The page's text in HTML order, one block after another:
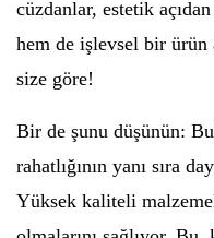
cüzdanlar, estetik
hem de işlevsel bir ürün
size göre!
Bir de şunu düşünün:
rahatlığının yanı sıra
Yüksek kaliteli